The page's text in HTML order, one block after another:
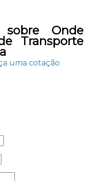
Onde
Transporte
uma cotação